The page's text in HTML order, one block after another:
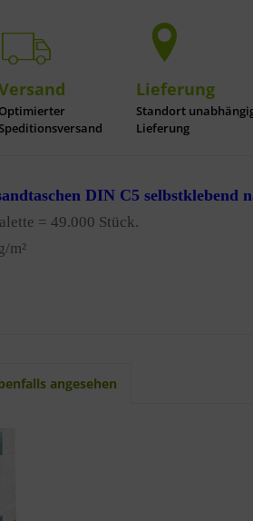
Optimierter
Lieferung
Standort
Lieferung
DIN C5 selbstklebend
= 49.000 Stück.
m²
angesehen